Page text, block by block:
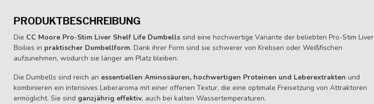
PRODUKTBESCHREIBUNG
Die CC Moore Pro-Stim Liver Shelf Life Dumbells sind eine hochwertige Variante der beliebten Pro-Stim Liver
Boilies in praktischer Dumbellform. Dank ihrer Form sind sie schwerer von Krebsen oder Weißfischen
aufzunehmen, wodurch sie länger am Platz bleiben.
Die Dumbells sind reich an essentiellen Aminosäuren, hochwertigen Proteinen und Leberextrakten und
kombinieren ein intensives Leberaroma mit einer offenen Textur, die eine optimale Freisetzung von Attraktoren
ermöglicht. Sie sind ganzjährig effektiv, auch bei kalten Wassertemperaturen.